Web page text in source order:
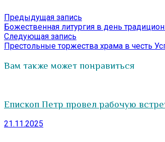
Навигация
по
записям
Предыдущая запись
запись:
Божественная литургия в день
Следующая запись
запись:
Престольные торжества храма в честь
Вам также может понравиться
Епископ Петр провел рабочую
21.11.2025